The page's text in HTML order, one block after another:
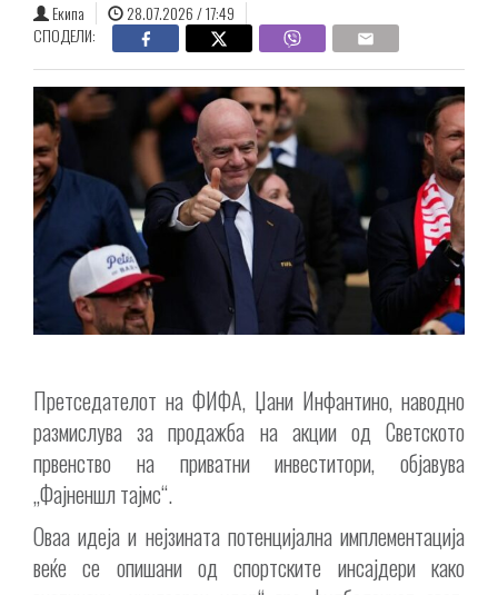
Екипа
28.07.2026 / 17:49
СПОДЕЛИ:
Претседателот на ФИФА, Џани Инфантино, наводно
размислува за продажба на акции од Светското
првенство на приватни инвеститори, објавува
„Фајненшл тајмс“.
Оваа идеја и нејзината потенцијална имплементација
веќе се опишани од спортските инсајдери како